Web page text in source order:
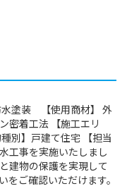
水塗装 【使用商材】 外
密着工法 【施工エリ
別】戸建て住宅 【担当
工事を実施いたしまし
建物の保護を実現して
ご確認いただけます。